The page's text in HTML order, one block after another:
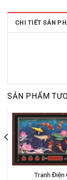
CHI TIẾT SẢN
SẢN PHẨM
Tranh Điện